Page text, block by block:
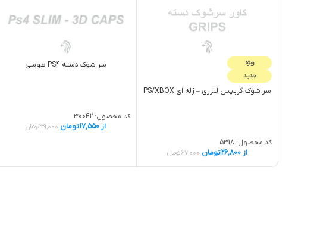
ویژه
جدید
سر شوک گريپس لیزری – ژله اي PS/XBOX
کد محصول: 5318
از26,800تومان 67,000تومان
سر شوک دسته PS4 طوسی
کد محصول:30042
از17,550تومان 39,000تومان